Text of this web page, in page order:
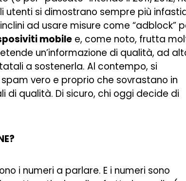
utenti si dimostrano sempre più
ad usare misure come “adblock”
mobile e, come noto, frutta
un’informazione di qualità, ad
a sostenerla. Al contempo, si
vero e proprio che sovrastano in
qualità. Di sicuro, chi oggi decide di
i numeri a parlare. E i numeri sono